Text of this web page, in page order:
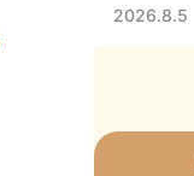
2026.8.5